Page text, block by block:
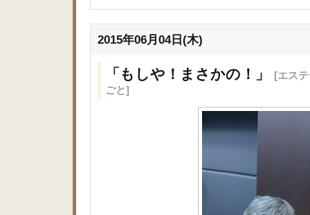
2015年06月04日(木)
「もしや！まさかの！」
[エス
ごと]